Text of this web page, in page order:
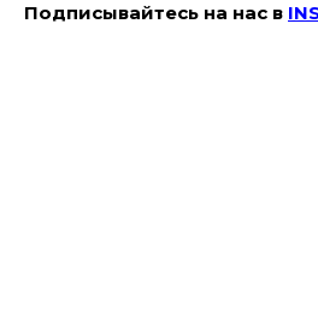
Подписывайтесь на наc в